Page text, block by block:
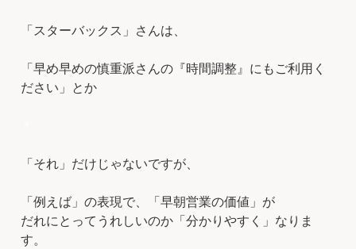
「スターバックス」さんは、
「早め早めの慎重派さんの『時間調整』にもご利用く
ださい」とか
「それ」だけじゃないですが、
「例えば」の表現で、「早朝営業の価値」が
だれにとってうれしいのか「分かりやすく」なりま
す。